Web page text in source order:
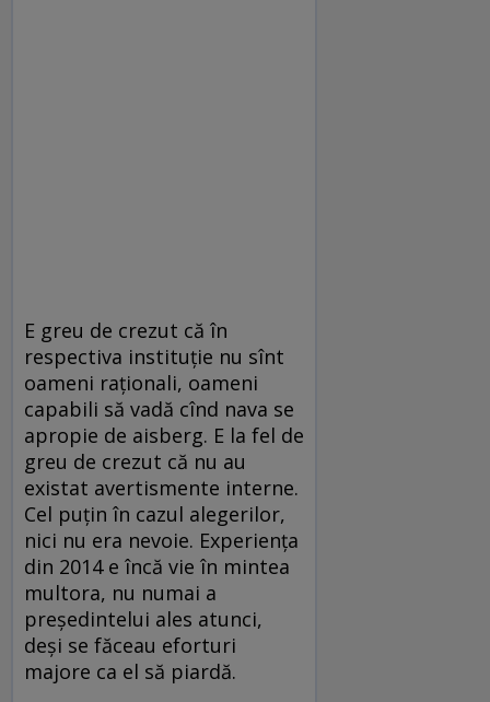
E greu de crezut că în
respectiva instituție nu sînt
oameni raționali, oameni
capabili să vadă cînd nava se
apropie de aisberg. E la fel de
greu de crezut că nu au
existat avertismente interne.
Cel puțin în cazul alegerilor,
nici nu era nevoie. Experiența
din 2014 e încă vie în mintea
multora, nu numai a
președintelui ales atunci,
deși se făceau eforturi
majore ca el să piardă.